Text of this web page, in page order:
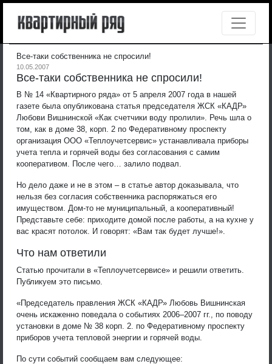
Все-таки собственника не спросили!
10.05.2007
Все-таки собственника не спросили!
В № 14 «Квартирного ряда» от 5 апреля 2007 года в нашей
газете была опубликована статья председателя ЖСК «КАДР»
Любови Вишнинской «Как счетчики воду пролили». Речь шла о
том, как в доме 38, корп. 2 по Федеративному проспекту
организация ООО «Теплоучетсервис» устанавливала приборы
учета тепла и горячей воды без согласования с самим
кооперативом. После чего… залило подвал.
Но дело даже и не в этом – в статье автор доказывала, что
нельзя без согласия собственника распоряжаться его
имуществом. Дом-то не муниципальный, а кооперативный!
Представьте себе: приходите домой после работы, а на кухне у
вас красят потолок. И говорят: «Вам так будет лучше!».
Что нам ответили
Статью прочитали в «Теплоучетсервисе» и решили ответить.
Публикуем это письмо.
«Председатель правления ЖСК «КАДР» Любовь Вишнинская
очень искаженно поведала о событиях 2006–2007 гг., по поводу
установки в доме № 38 корп. 2. по Федеративному проспекту
приборов учета тепловой энергии и горячей воды.
По сути событий сообщаем вам следующее: